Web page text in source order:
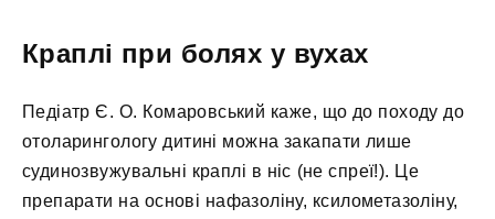
Краплі при болях у вухах
Педіатр Є. О. Комаровський каже, що до походу до
отоларингологу дитині можна закапати лише
судинозвужувальні краплі в ніс (не спреї!). Це
препарати на основі нафазоліну, ксилометазоліну,